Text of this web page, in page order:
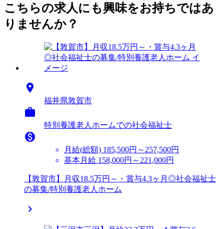
こちらの求人にも興味をお持ちではあ
りませんか？

福井県敦賀市

特別養護老人ホームでの社会福祉士

月給(総額) 185,500円～257,500円
基本月給 158,000円～221,000円
【敦賀市】月収18.5万円～・賞与4.3ヶ月◎社会福祉士
の募集/特別養護老人ホーム
